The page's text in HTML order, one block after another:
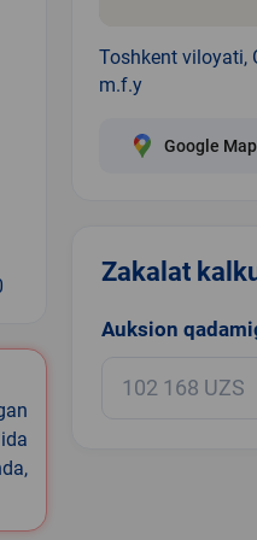
Toshkent viloyati,
m.f.y
Google
Zakalat
Auksion